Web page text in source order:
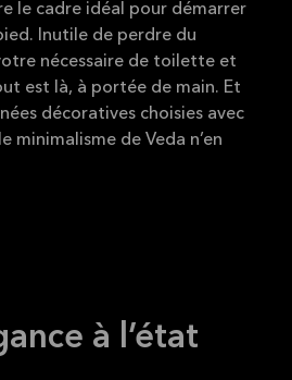
le cadre idéal pour démarrer
Inutile de perdre du
nécessaire de toilette et
est là, à portée de main. Et
décoratives choisies avec
minimalisme de Veda n’en
à l’état